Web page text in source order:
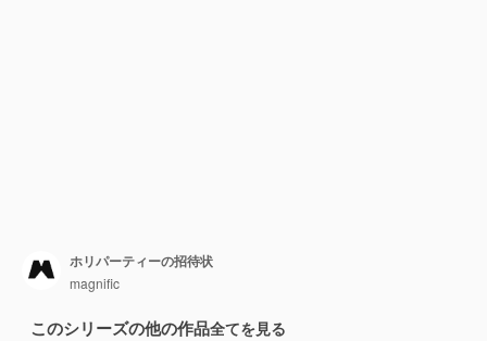
ホリパーティーの招待状
magnific
このシリーズの他の作品全てを見る